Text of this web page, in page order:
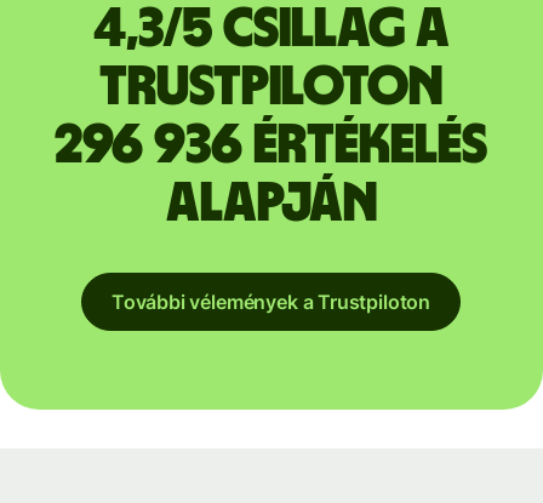
4,3/5 csillag a
Trustpiloton
296 936 értékelés
alapján
További vélemények a Trustpiloton